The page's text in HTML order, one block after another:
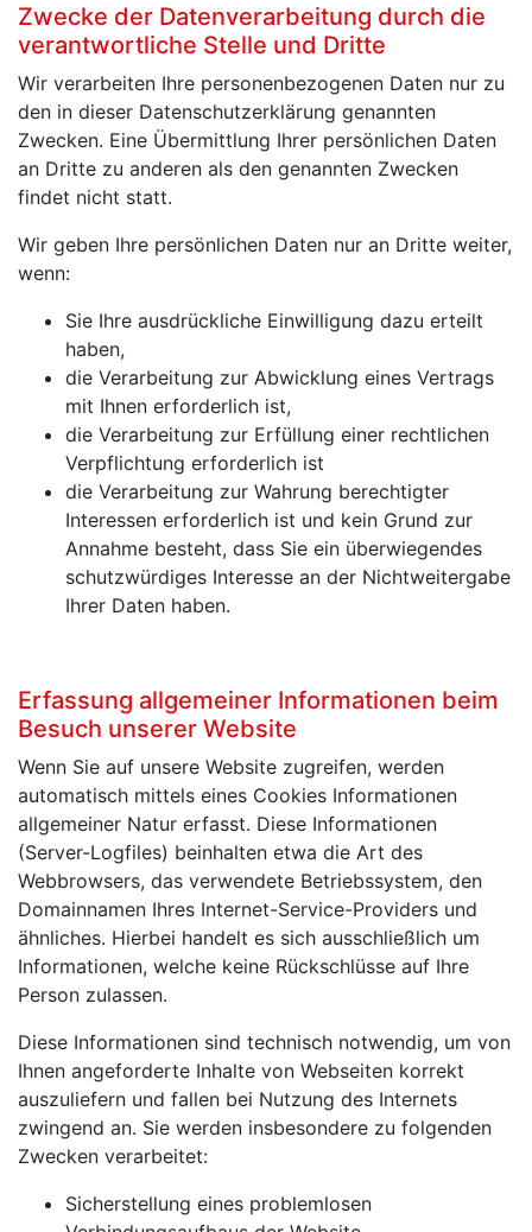
Zwecke der Datenverarbeitung durch die
verantwortliche Stelle und Dritte
Wir verarbeiten Ihre personenbezogenen Daten nur zu
den in dieser Datenschutzerklärung genannten
Zwecken. Eine Übermittlung Ihrer persönlichen Daten
an Dritte zu anderen als den genannten Zwecken
findet nicht statt.
Wir geben Ihre persönlichen Daten nur an Dritte weiter,
wenn:
Sie Ihre ausdrückliche Einwilligung dazu erteilt
haben,
die Verarbeitung zur Abwicklung eines Vertrags
mit Ihnen erforderlich ist,
die Verarbeitung zur Erfüllung einer rechtlichen
Verpflichtung erforderlich ist
die Verarbeitung zur Wahrung berechtigter
Interessen erforderlich ist und kein Grund zur
Annahme besteht, dass Sie ein überwiegendes
schutzwürdiges Interesse an der Nichtweitergabe
Ihrer Daten haben.
Erfassung allgemeiner Informationen beim
Besuch unserer Website
Wenn Sie auf unsere Website zugreifen, werden
automatisch mittels eines Cookies Informationen
allgemeiner Natur erfasst. Diese Informationen
(Server-Logfiles) beinhalten etwa die Art des
Webbrowsers, das verwendete Betriebssystem, den
Domainnamen Ihres Internet-Service-Providers und
ähnliches. Hierbei handelt es sich ausschließlich um
Informationen, welche keine Rückschlüsse auf Ihre
Person zulassen.
Diese Informationen sind technisch notwendig, um von
Ihnen angeforderte Inhalte von Webseiten korrekt
auszuliefern und fallen bei Nutzung des Internets
zwingend an. Sie werden insbesondere zu folgenden
Zwecken verarbeitet:
Sicherstellung eines problemlosen